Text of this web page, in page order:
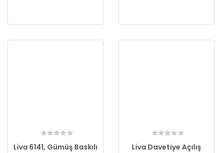
Liva 6141, Gümüş Baskılı
Liva Davetiye Açılış